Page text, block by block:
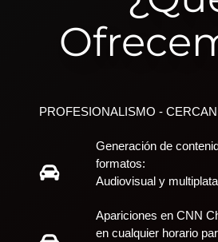
PROFESIONALISMO -
Generación de
formatos:
Audiovisual y
Apariciones en CNN
en cualquier horario